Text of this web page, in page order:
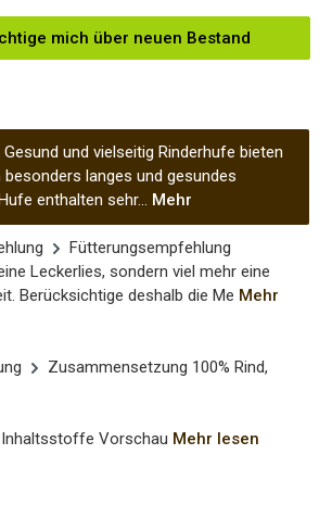
mich über neuen Bestand
Gesund und vielseitig Rinderhufe bieten
besonders langes und gesundes
enthalten sehr… Mehr
Fütterungsempfehlung
Leckerlies, sondern viel mehr eine
Berücksichtige deshalb die Me Mehr
Zusammensetzung 100% Rind,
Inhaltsstoffe Vorschau Mehr lesen